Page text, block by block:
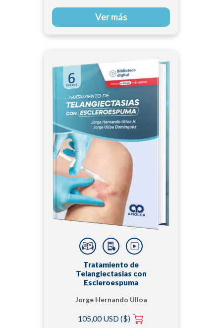
Ver más
Tratamiento de
Telangiectasias con
Escleroespuma
Jorge Hernando Ulloa
105,00 USD ($)